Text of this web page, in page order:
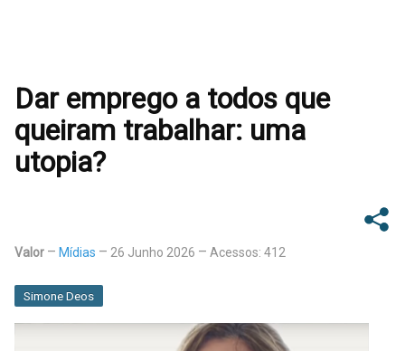
Dar emprego a todos que
queiram trabalhar: uma
utopia?
Valor Mídias 26 Junho 2026 Acessos: 412
Simone Deos